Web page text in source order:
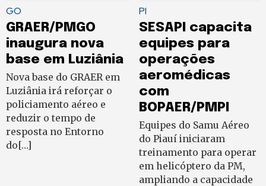
GO
GRAER/PMGO
inaugura nova
base em Luziânia
Nova base do GRAER em
Luziânia irá reforçar o
policiamento aéreo e
reduzir o tempo de
resposta no Entorno
do[…]
PI
SESAPI capacita
equipes para
operações
aeromédicas
com
BOPAER/PMPI
Equipes do Samu Aéreo
do Piauí iniciaram
treinamento para operar
em helicóptero da PM,
ampliando a capacidade